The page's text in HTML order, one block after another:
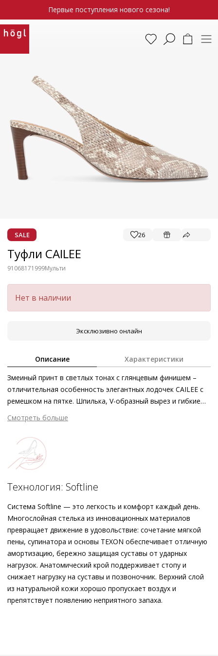
Первые поступления нового сезона!
SALE 26
Туфли CAILEE
91068171999Мульти
Нет в наличии
Эксклюзивно онлайн
Описание Характеристики
Змеиный принт в светлых тонах с глянцевым финишем –
отличительная особенность элегантных лодочек CAILEE с
ремешком на пятке. Шпилька, V-образный вырез и гибкие
ремешки подчёркивают женственность силуэта. Благодаря
безупречной посадке и высокому качеству кожи эта
утончённая модель покоряет первоклассным комфортом.
Туфли Högl дополнят монохромные наряды в деловой
повседневности и станут роскошным акцентом в особых
случаях.
Смотреть больше
Технология: Softline
Система Softline — это легкость и комфорт каждый день.
Многослойная стелька из инновационных материалов
превращает движение в удовольствие: сочетание мягкой
пены, супинатора и основы TEXON обеспечивает отличную
амортизацию, бережно защищая суставы от ударных
нагрузок. Анатомический крой поддерживает стопу и
снижает нагрузку на суставы и позвоночник. Верхний слой
из натуральной кожи хорошо пропускает воздух и
препятствует появлению неприятного запаха.